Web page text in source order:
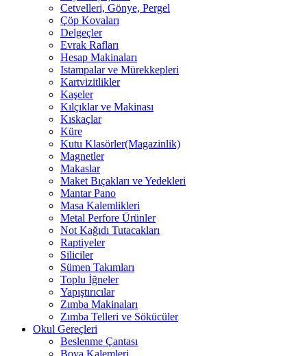
Cetvelleri, Gönye, Pergel
Çöp Kovaları
Delgeçler
Evrak Rafları
Hesap Makinaları
Istampalar ve Mürekkepleri
Kartvizitlikler
Kaşeler
Kılçıklar ve Makinası
Kıskaçlar
Küre
Kutu Klasörler(Magazinlik)
Magnetler
Makaslar
Maket Bıçakları ve Yedekleri
Mantar Pano
Masa Kalemlikleri
Metal Perfore Ürünler
Not Kağıdı Tutacakları
Raptiyeler
Siliciler
Sümen Takımları
Toplu İğneler
Yapıştırıcılar
Zımba Makinaları
Zımba Telleri ve Sökücüler
Okul Gereçleri
Beslenme Çantası
Boya Kalemleri